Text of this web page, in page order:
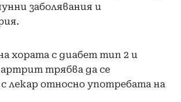
заболявания и
хората с диабет тип 2 и
трябва да се
лекар относно употребата на